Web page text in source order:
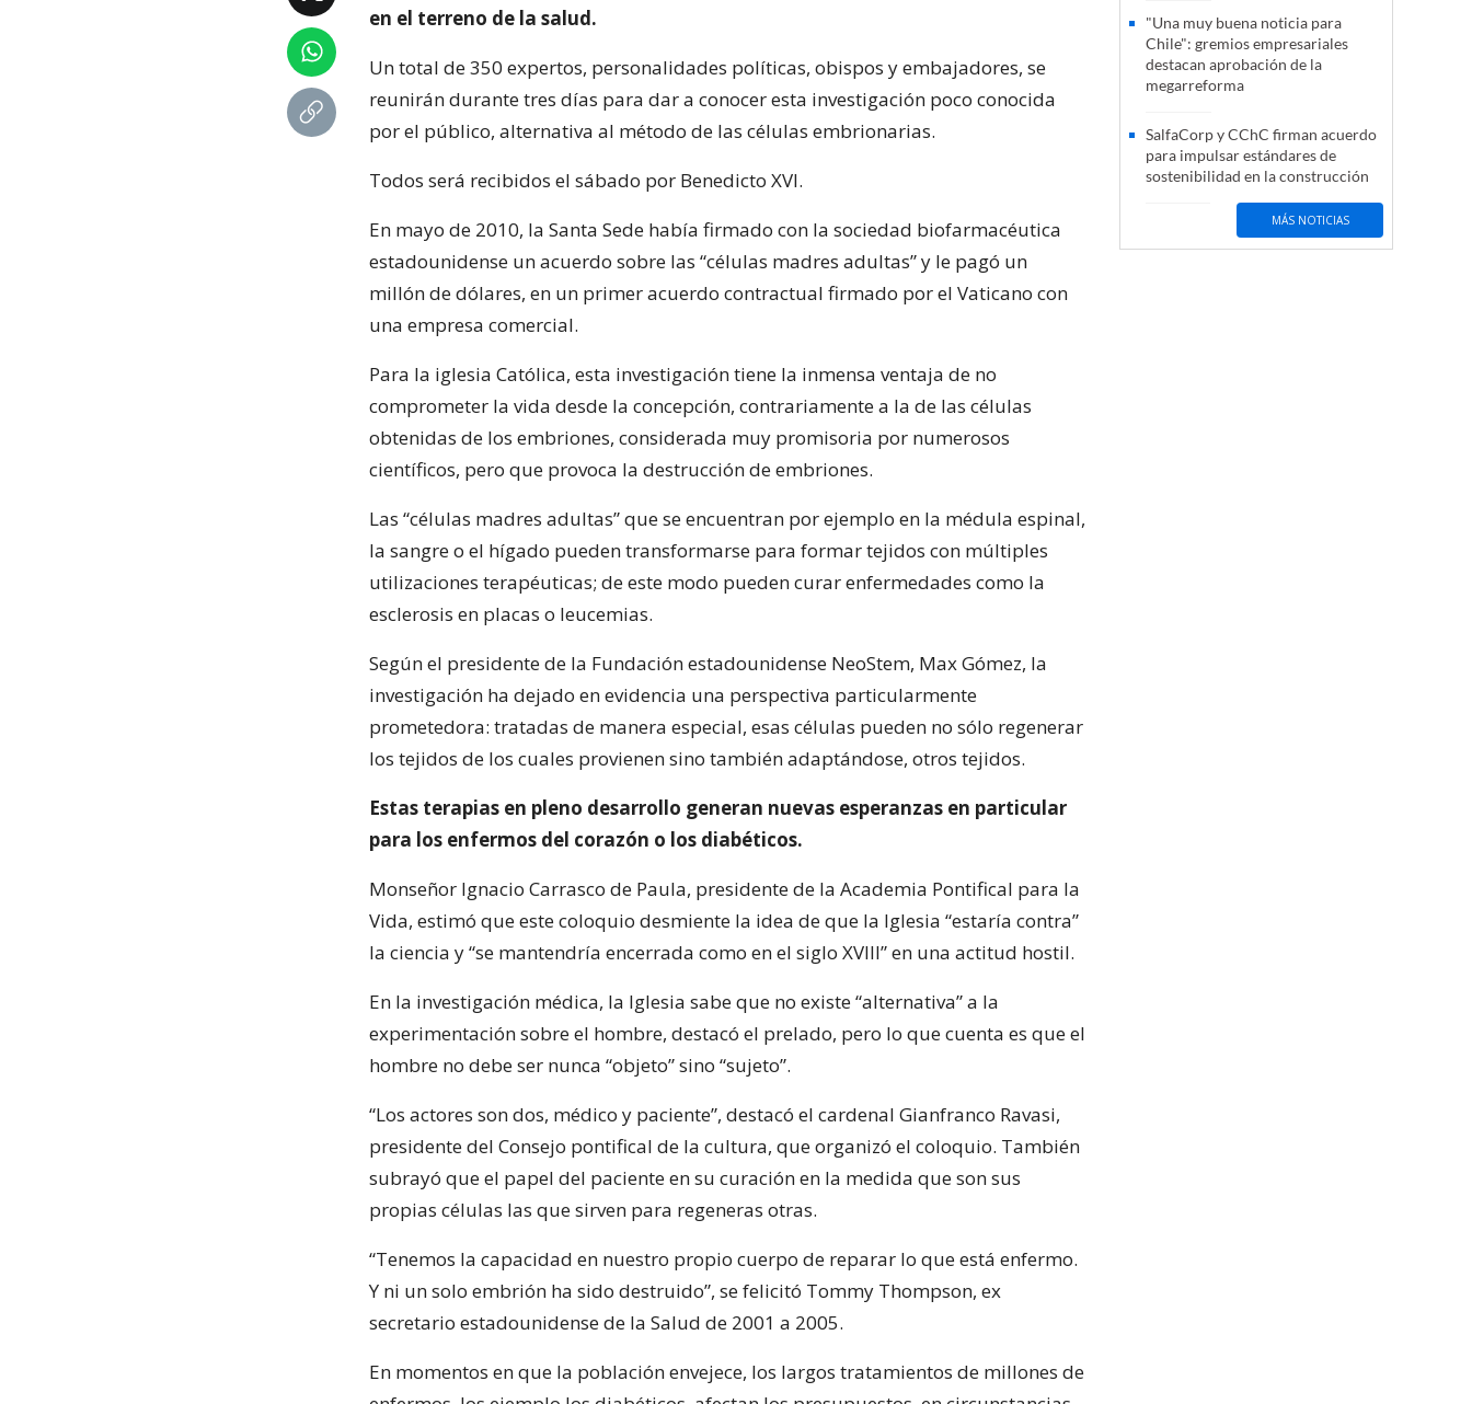
en el terreno de la salud.
Un total de 350 expertos, personalidades políticas, obispos y embajadores, se
reunirán durante tres días para dar a conocer esta investigación poco conocida
por el público, alternativa al método de las células embrionarias.
Todos será recibidos el sábado por Benedicto XVI.
En mayo de 2010, la Santa Sede había firmado con la sociedad biofarmacéutica
estadounidense un acuerdo sobre las “células madres adultas” y le pagó un
millón de dólares, en un primer acuerdo contractual firmado por el Vaticano con
una empresa comercial.
Para la iglesia Católica, esta investigación tiene la inmensa ventaja de no
comprometer la vida desde la concepción, contrariamente a la de las células
obtenidas de los embriones, considerada muy promisoria por numerosos
científicos, pero que provoca la destrucción de embriones.
Las “células madres adultas” que se encuentran por ejemplo en la médula espinal,
la sangre o el hígado pueden transformarse para formar tejidos con múltiples
utilizaciones terapéuticas; de este modo pueden curar enfermedades como la
esclerosis en placas o leucemias.
Según el presidente de la Fundación estadounidense NeoStem, Max Gómez, la
investigación ha dejado en evidencia una perspectiva particularmente
prometedora: tratadas de manera especial, esas células pueden no sólo regenerar
los tejidos de los cuales provienen sino también adaptándose, otros tejidos.
Estas terapias en pleno desarrollo generan nuevas esperanzas en particular
para los enfermos del corazón o los diabéticos.
Monseñor Ignacio Carrasco de Paula, presidente de la Academia Pontifical para la
Vida, estimó que este coloquio desmiente la idea de que la Iglesia “estaría contra”
la ciencia y “se mantendría encerrada como en el siglo XVIII” en una actitud hostil.
En la investigación médica, la Iglesia sabe que no existe “alternativa” a la
experimentación sobre el hombre, destacó el prelado, pero lo que cuenta es que el
hombre no debe ser nunca “objeto” sino “sujeto”.
“Los actores son dos, médico y paciente”, destacó el cardenal Gianfranco Ravasi,
presidente del Consejo pontifical de la cultura, que organizó el coloquio. También
subrayó que el papel del paciente en su curación en la medida que son sus
propias células las que sirven para regeneras otras.
“Tenemos la capacidad en nuestro propio cuerpo de reparar lo que está enfermo.
Y ni un solo embrión ha sido destruido”, se felicitó Tommy Thompson, ex
secretario estadounidense de la Salud de 2001 a 2005.
En momentos en que la población envejece, los largos tratamientos de millones de
"Una muy buena noticia para
Chile": gremios empresariales
destacan aprobación de la
megarreforma
SalfaCorp y CChC firman acuerdo
para impulsar estándares de
sostenibilidad en la construcción
MÁS NOTICIAS